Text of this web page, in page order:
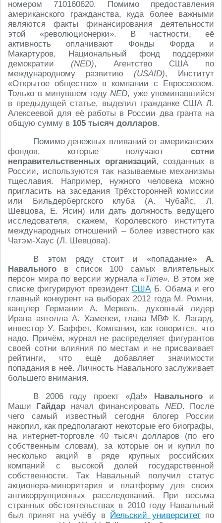
номером 710160620. Помимо предоставления
американского гражданства, куда более важными
являются факты финансирования деятельности
этой «революционерки». В частности, её
активность оплачивают Фонды Форда и
Макартуров, Национальный фонд поддержки
демократии (NED), Агентство США по
международному развитию (USAID), Институт
«Открытое общество» в компании с Евросоюзом.
Только в минувшем году NED, уже упоминавшийся
в предыдущей статье, выделил гражданке США Л.
Алексеевой для её работы в России два гранта на
общую сумму в 105 тысяч долларов.
Помимо денежных вливаний от американских
фондов, которые получают сотни
неправительственных организаций, созданных в
России, используются так называемые механизмы
тщеславия. Например, нужного человека можно
пригласить на заседания Трёхсторонней комиссии
или Бильдербергского клуба (А. Чубайс, Л.
Шевцова, Е. Ясин) или дать должность ведущего
исследователя, скажем, Королевского института
международных отношений – более известного как
Чатэм-Хаус (Л. Шевцова).
В этом ряду стоит и «попадание» А.
Навального в список 100 самых влиятельных
персон мира по версии журнала«Time». В этом же
списке фигурируют президентСШАБ. Обама и его
главный конкурент на выборах 2012 года М. Ромни,
канцлер Германии А. Меркель, духовный лидер
Ирана аятолла А. Хаменеи, глава МВФ К. Лагард,
инвестор У. Баффет. Компания, как говорится, что
надо. Причём, журнал не распределяет фигурантов
своей сотни влияния по местам и не присваивает
рейтинги, что ещё добавляет значимости
попадания в неё. Личность Навального заслуживает
большего внимания.
В 2006 году проект «Да!» Навальногои
Маши Гайдар начал финансировать NED. После
чего самый известный сегодня блогер России
накопил, как предполагают некоторые его биографы,
на интернет-торговле 40 тысяч долларов (по его
собственным словам), за которые он и купил по
несколько акций в ряде крупных российских
компаний с высокой долей государственной
собственности. Так Навальный получил статус
акционера-миноритария и платформу для своих
антикоррупционных расследований. При весьма
странных обстоятельствах в 2010 году Навальный
был принят на учёбу в Йельский университетпо